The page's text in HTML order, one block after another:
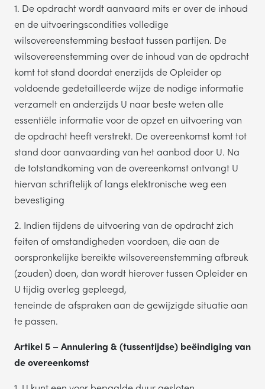
1. De opdracht wordt aanvaard mits er over de inhoud
en de uitvoeringscondities volledige
wilsovereenstemming bestaat tussen partijen. De
wilsovereenstemming over de inhoud van de opdracht
komt tot stand doordat enerzijds de Opleider op
voldoende gedetailleerde wijze de nodige informatie
verzamelt en anderzijds U naar beste weten alle
essentiële informatie voor de opzet en uitvoering van
de opdracht heeft verstrekt. De overeenkomst komt tot
stand door aanvaarding van het aanbod door U. Na
de totstandkoming van de overeenkomst ontvangt U
hiervan schriftelijk of langs elektronische weg een
bevestiging
2. Indien tijdens de uitvoering van de opdracht zich
feiten of omstandigheden voordoen, die aan de
oorspronkelijke bereikte wilsovereenstemming afbreuk
(zouden) doen, dan wordt hierover tussen Opleider en
U tijdig overleg gepleegd,
teneinde de afspraken aan de gewijzigde situatie aan
te passen.
Artikel 5 – Annulering & (tussentijdse) beëindiging van
de overeenkomst